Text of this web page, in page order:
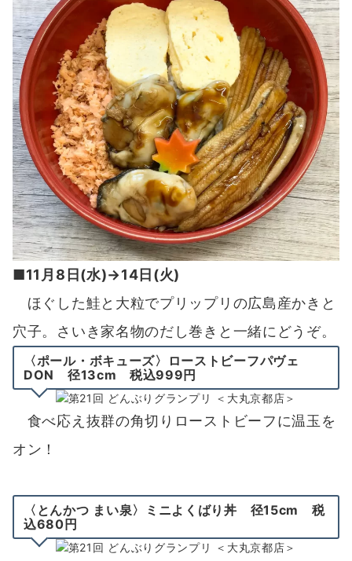
■11月8日(水)→14日(火)
ほぐした鮭と大粒でプリップリの広島産かきと
穴子。さいき家名物のだし巻きと一緒にどうぞ。
〈ポール・ボキューズ〉ローストビーフパヴェ
DON 径13cm 税込999円
食べ応え抜群の角切りローストビーフに温玉を
オン！
〈とんかつ まい泉〉ミニよくばり丼 径15cm 税
込680円